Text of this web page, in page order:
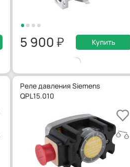
5 900 Купить
Реле давления Siemens
QPL15.010